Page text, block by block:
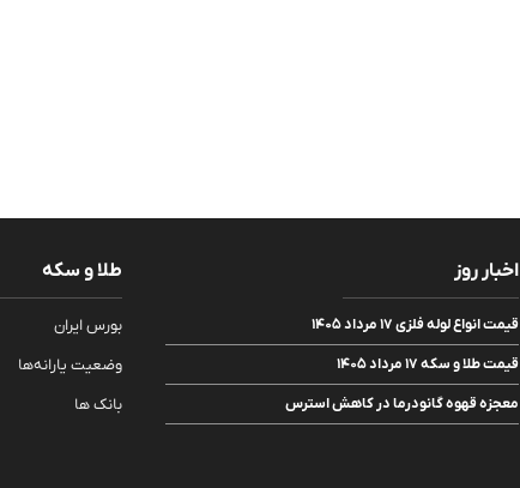
اخبار روز
قیمت انواع لوله فلزی ۱۷ مرداد ۱۴۰۵
قیمت طلا و سکه ۱۷ مرداد ۱۴۰۵
معجزه قهوه گانودرما در کاهش استرس
طلا و سکه
بورس ایران
وضعیت یارانه‌ها
بانک ها